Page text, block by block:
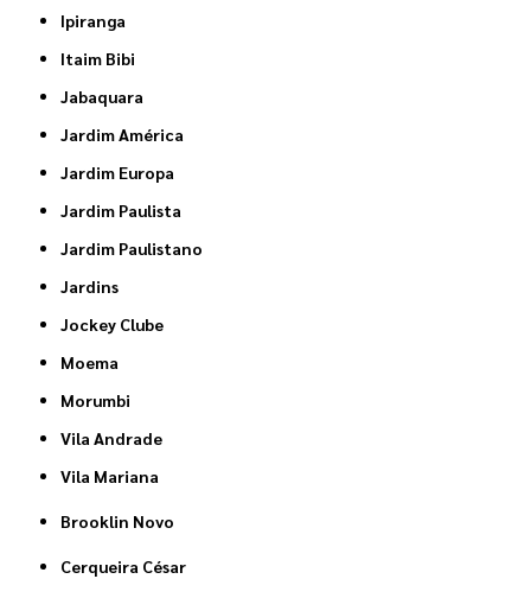
Ipiranga
Itaim Bibi
Jabaquara
Jardim América
Jardim Europa
Jardim Paulista
Jardim Paulistano
Jardins
Jockey Clube
Moema
Morumbi
Vila Andrade
Vila Mariana
Brooklin Novo
Cerqueira César